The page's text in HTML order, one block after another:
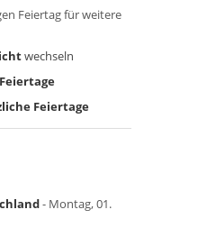
Feiertag für weitere
wechseln
Feiertage
- Montag, 01.